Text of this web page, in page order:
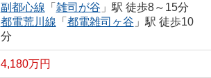
副都心線 「 雑司が谷 」駅 徒歩8～15分
都電荒川線 「 都電雑司ヶ谷 」駅 徒歩10
分
4,180万円